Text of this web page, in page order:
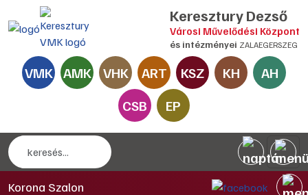
Keresztury Dezső
Városi Művelődési Központ
és intézményei ZALAEGERSZEG
VMK AMK VHK ART KSZ KH
AH
CSB
EP
Korona Szalon